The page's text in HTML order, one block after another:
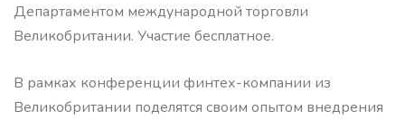
Департаментом международной торговли
Великобритании. Участие бесплатное.
В рамках конференции финтех-компании из
Великобритании поделятся своим опытом внедрения